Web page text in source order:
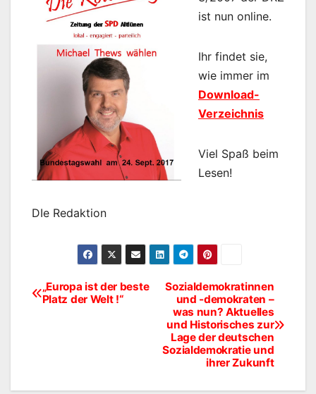
ist nun online.
Ihr findet sie,
wie immer im
Download-
Verzeichnis
Viel Spaß beim
Lesen!
DIe Redaktion
Beitragsnavigation
Sozialdemokratinnen
und -demokraten –
was nun? Aktuelles
und Historisches zur
Lage der deutschen
Sozialdemokratie und
ihrer Zukunft
„Europa ist der beste
Platz der Welt !“